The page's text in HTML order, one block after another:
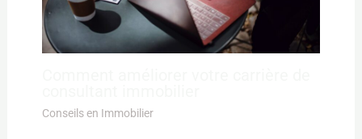
Conseils en Immobilier